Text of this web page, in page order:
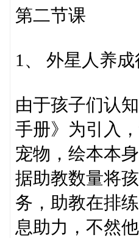
第二节课
1、 外星人养成
由于孩子们认
手册》为引入
宠物，绘本本
据助教数量将
务，助教在排
息助力，不然